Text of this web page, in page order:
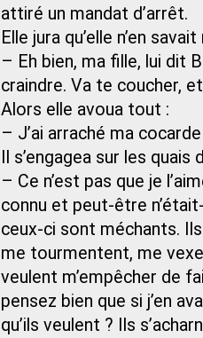
attiré un mandat d’arrêt.
Elle jura qu’elle n’en
– Eh bien, ma fille, lui dit
craindre. Va te coucher,
Alors elle avoua tout :
– J’ai arraché ma
Il s’engagea sur les
– Ce n’est pas que je
connu et peut-être
ceux-ci sont méchants.
me tourmentent, me
veulent m’empêcher de
pensez bien que si j’en
qu’ils veulent ? Ils